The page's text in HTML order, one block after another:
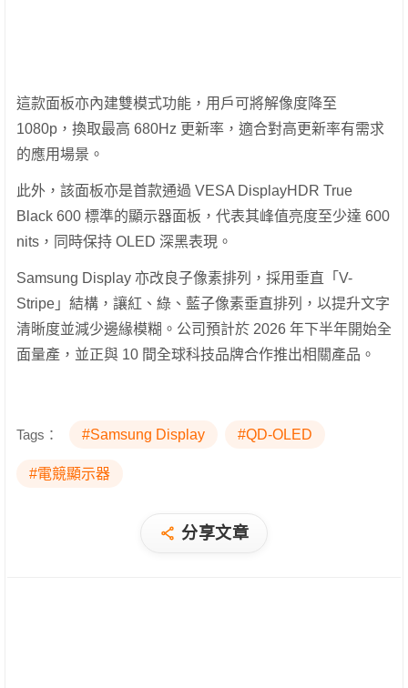
這款面板亦內建雙模式功能，用戶可將解像度降至
1080p，換取最高 680Hz 更新率，適合對高更新率有需求
的應用場景。
此外，該面板亦是首款通過 VESA DisplayHDR True
Black 600 標準的顯示器面板，代表其峰值亮度至少達 600
nits，同時保持 OLED 深黑表現。
Samsung Display 亦改良子像素排列，採用垂直「V-
Stripe」結構，讓紅、綠、藍子像素垂直排列，以提升文字
清晰度並減少邊緣模糊。公司預計於 2026 年下半年開始全
面量產，並正與 10 間全球科技品牌合作推出相關產品。
Tags： #Samsung Display #QD-OLED
#電競顯示器
分享文章